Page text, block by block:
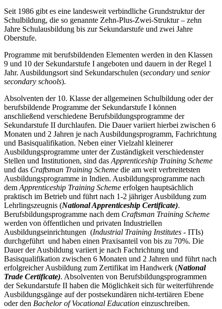
Seit 1986 gibt es eine landesweit verbindliche Grundstruktur der
Schulbildung, die so genannte Zehn-Plus-Zwei-Struktur – zehn
Jahre Schulausbildung bis zur Sekundarstufe und zwei Jahre
Oberstufe.
Programme mit berufsbildenden Elementen werden in den Klassen
9 und 10 der Sekundarstufe I angeboten und dauern in der Regel 1
Jahr. Ausbildungsort sind Sekundarschulen (secondary und senior
secondary schools).
Absolventen der 10. Klasse der allgemeinen Schulbildung oder der
berufsbildende Programme der Sekundarstufe I können
anschließend verschiedene Berufsbildungsprogramme der
Sekundarstufe II durchlaufen. Die Dauer variiert hierbei zwischen 6
Monaten und 2 Jahren je nach Ausbildungsprogramm, Fachrichtung
und Basisqualifikation. Neben einer Vielzahl kleinerer
Ausbildungsprogramme unter der Zuständigkeit verschiedenster
Stellen und Institutionen, sind das Apprenticeship Training Scheme
und das Craftsman Training Scheme die am weit verbreitetsten
Ausbildungsprogramme in Indien. Ausbildungsprogramme nach
dem Apprenticeship Training Scheme erfolgen hauptsächlich
praktisch im Betrieb und führt nach 1-2 jähriger Ausbildung zum
Lehrlingszeugnis (National Apprenticeship Certificate).
Berufsbildungsprogramme nach dem Craftsman Training Scheme
werden von öffentlichen und privaten Industriellen
Ausbildungseinrichtungen (Industrial Training Institutes - ITIs)
durchgeführt und haben einen Praxisanteil von bis zu 70%. Die
Dauer der Ausbildung variiert je nach Fachrichtung und
Basisqualifikation zwischen 6 Monaten und 2 Jahren und führt nach
erfolgreicher Ausbildung zum Zertifikat im Handwerk (National
Trade Certificate). Absolventen von Berufsbildungsprogrammen
der Sekundarstufe II haben die Möglichkeit sich für weiterführende
Ausbildungsgänge auf der postsekundären nicht-tertiären Ebene
oder den Bachelor of Vocational Education einzuschreiben.